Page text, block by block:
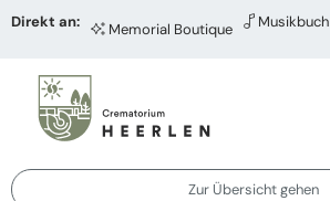
Direkt an: Memorial Boutique Musikbuch
Zur Übersicht gehen